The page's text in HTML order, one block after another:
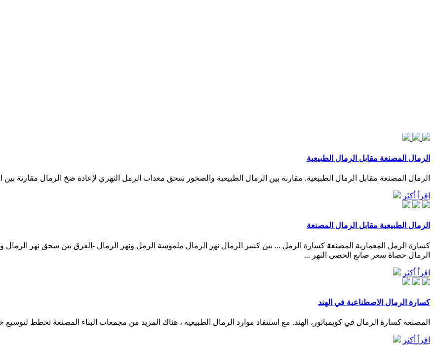
الرمال المصنعة مقابل الرمال الطبيعية
الرمال المصنعة مقابل الرمال الطبيعية. مقارنة بين الرمال الطبيعية والصخور سحق معدات الرمل النهري لإعادة ضخ الرمال
اقرأ أكثر
الرمال الطبيعية مقابل الرمال المصنعة
الرمال حصاة سعر صانع الحصى النهر ...
اقرأ أكثر
كسارة الرمال الاصطناعية في الهند
المصنعة كسارة الرمال في كويمباتور، الهند. مع استنفاد موارد الرمال الطبيعية ، هناك المزيد من مجمعات البناء المصنعة تخطط
اقرأ أكثر